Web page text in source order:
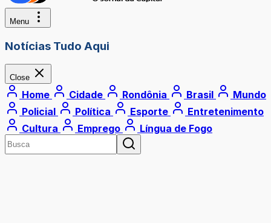
Menu
Notícias Tudo Aqui
Close
Home Cidade Rondônia Brasil
Mundo
Policial
Política Esporte
Entretenimento
Cultura
Emprego Língua de Fogo